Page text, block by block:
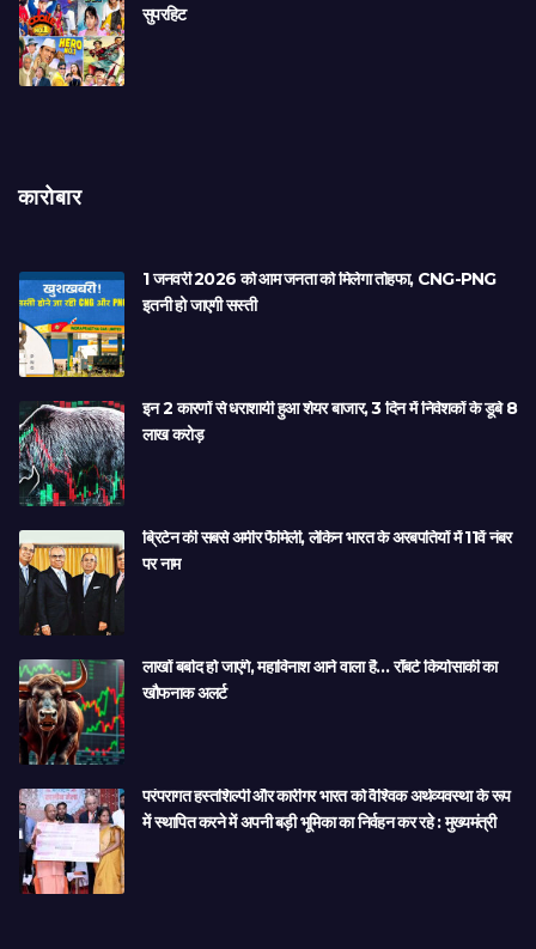
सुपरहिट
कारोबार
1 जनवरी 2026 को आम जनता को मिलेगा तोहफा, CNG-PNG
इतनी हो जाएगी सस्ती
इन 2 कारणों से धराशायी हुआ शेयर बाजार, 3 दिन में निवेशकों के डूबे 8
लाख करोड़
ब्रिटेन की सबसे अमीर फैमिली, लेकिन भारत के अरबपतियों में 11वें नंबर
पर नाम
लाखों बर्बाद हो जाएंगे, महाविनाश आने वाला है… रॉबर्ट कियोसाकी का
खौफनाक अलर्ट
परंपरागत हस्तशिल्पी और कारीगर भारत को वैश्विक अर्थव्यवस्था के रूप
में स्थापित करने में अपनी बड़ी भूमिका का निर्वहन कर रहे : मुख्यमंत्री